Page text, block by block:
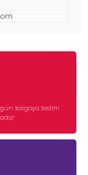
kargoya teslim